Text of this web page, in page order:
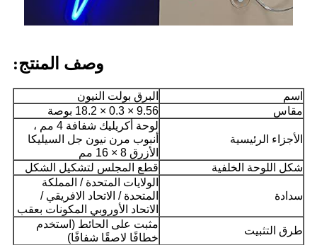
وصف المنتج:
اسم
البرق بولت النيون
مقاس
9.56 × 0.3 × 18.2 بوصة
الأجزاء الرئيسية
لوحة أكريليك شفافة 4 مم ،
أنبوب مرن نيون جل السيليكا
الأزرق 8 × 16 مم
شكل اللوحة الخلفية
قطع المجلس لتشكيل الشكل
سدادة
الولايات المتحدة / المملكة
المتحدة / الاتحاد الافريقي /
الاتحاد الأوروبي المكونات بعقب
طرق التثبيت
مثبت على الحائط (استخدم
خطافًا لاصقًا شفافًا)